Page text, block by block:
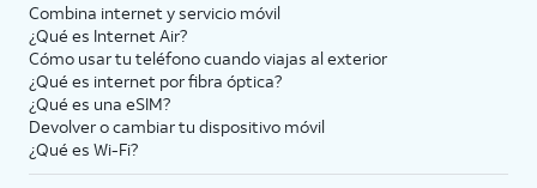
Combina internet y servicio móvil
¿Qué es Internet Air?
Cómo usar tu teléfono cuando viajas al exterior
¿Qué es internet por fibra óptica?
¿Qué es una eSIM?
Devolver o cambiar tu dispositivo móvil
¿Qué es Wi-Fi?